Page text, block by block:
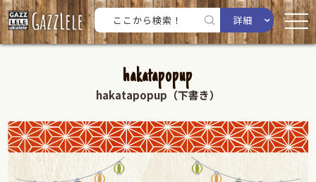
詳細
hakatapopup
hakatapopup（下書き）